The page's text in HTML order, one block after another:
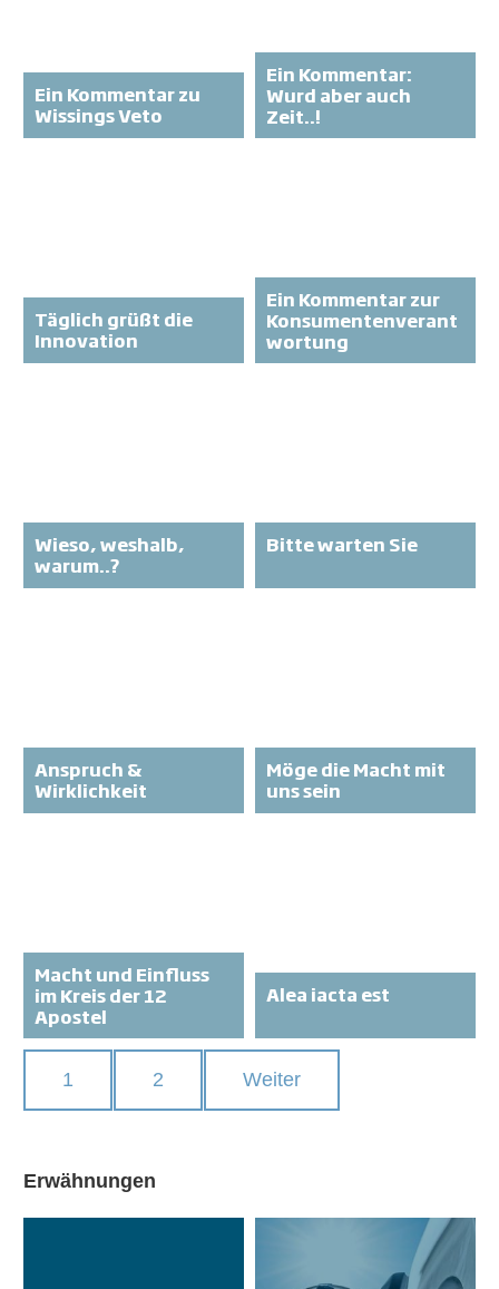
Ein Kommentarzu
Wissings Veto
Ein Kommentar:
Wurd aber auch
Zeit..!
Täglich grüßt die
Innovation
Ein Kommentar zur
Konsumentenverant
wortung
Wieso, weshalb,
warum..?
Bitte warten Sie
Anspruch &
Wirklichkeit
Möge die Macht mit
uns sein
Macht und Einfluss
im Kreis der 12
Apostel
Alea iacta est
1 2 Weiter
Erwähnungen